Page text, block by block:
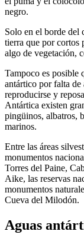
negro.
Solo en el borde del
tierra que por cortos
algo de vegetación,
Tampoco es posible
antártico por falta
reproducirse y
Antártica existen
pingüinos, albatros,
marinos.
Entre las áreas
monumentos
Torres del Paine,
Aike, las reservas
monumentos
Cueva del Milodón.
Aguas